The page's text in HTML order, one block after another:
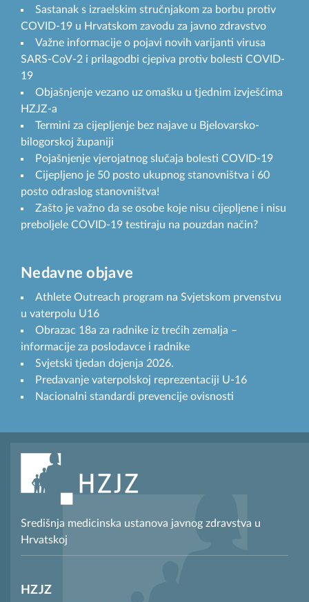
Sastanak s izraelskim stručnjakom za borbu protiv
COVID-19 u Hrvatskom zavodu za javno zdravstvo
Važne informacije o pojavi novih varijanti virusa
SARS-CoV-2 i prilagodbi cjepiva protiv bolesti COVID-
19
Objašnjenje vezano uz omašku u tjednim izvješćima
HZJZ-a
Termini za cijepljenje bez najave u Bjelovarsko-
bilogorskoj županiji
Pojašnjenje vjerojatnog slučaja bolesti COVID-19
Cijepljeno je 50 posto ukupnog stanovništva i 60
posto odraslog stanovništva!
Zašto je važno da se osobe koje nisu cijepljene i nisu
preboljele COVID-19 testiraju na pouzdan način?
Nedavne objave
Athlete Outreach program na Svjetskom prvenstvu
u vaterpolu U16
Obrazac 18a za radnike iz trećih zemalja –
informacije za poslodavce i radnike
Svjetski tjedan dojenja 2026.
Predavanje vaterpolskoj reprezentaciji U-16
Nacionalni standardi prevencije ovisnosti
Središnja medicinska ustanova javnog zdravstva u
Hrvatskoj
HZJZ